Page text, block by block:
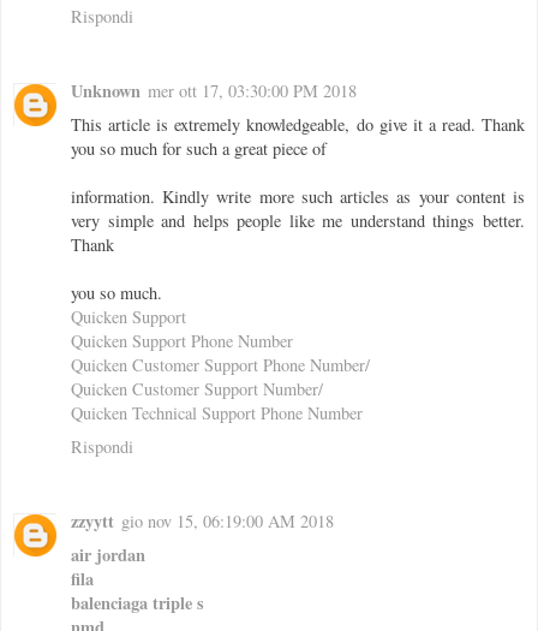
Rispondi
Unknown mer ott 17, 03:30:00 PM 2018
This article is extremely knowledgeable, do give it a read. Thank
you so much for such a great piece of
information. Kindly write more such articles as your content is
very simple and helps people like me understand things better.
Thank
you so much.
Quicken Support
Quicken Support Phone Number
Quicken Customer Support Phone Number/
Quicken Customer Support Number/
Quicken Technical Support Phone Number
Rispondi
zzyytt gio nov 15, 06:19:00 AM 2018
air jordan
fila
balenciaga triple s